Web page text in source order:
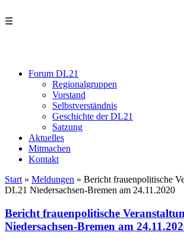
☰
Forum DL21
Regionalgruppen
Vorstand
Selbstverständnis
Geschichte der DL21
Satzung
Aktuelles
Mitmachen
Kontakt
Start » Meldungen » Bericht frauenpolitische
DL21 Niedersachsen-Bremen am 24.11.2020
Bericht frauenpolitische
Niedersachsen-Bremen am